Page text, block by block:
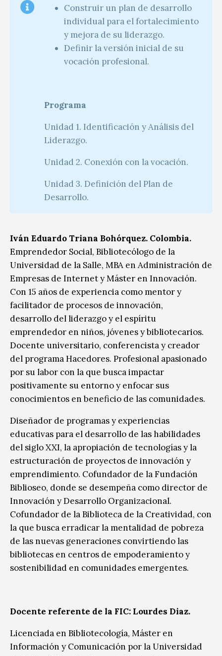
Construir un plan de desarrollo
individual para el fortalecimiento
y mejora de su liderazgo.
Definir la versión inicial de su
vocación profesional.
Programa
Unidad 1. Identificación y Análisis del
Liderazgo.
Unidad 2. Conexión con la vocación.
Unidad 3. Definición del Plan de
Desarrollo.
Iván Eduardo Triana Bohórquez. Colombia.
Emprendedor Social, Bibliotecólogo de la
Universidad de la Salle, MBA en Administración de
Empresas de Internet y Máster en Innovación.
Con 15 años de experiencia como mentor y
facilitador de procesos de innovación,
desarrollo del liderazgo y el espíritu
emprendedor en niños, jóvenes y bibliotecarios.
Docente universitario, conferencista y creador
del programa Hacedores. Profesional apasionado
por su labor con la que busca impactar
positivamente su entorno y enfocar sus
conocimientos en beneficio de las comunidades.
Diseñador de programas y experiencias
educativas para el desarrollo de las habilidades
del siglo XXI, la apropiación de tecnologías y la
estructuración de proyectos de innovación y
emprendimiento. Cofundador de la Fundación
Biblioseo, donde se desempeña como director de
Innovación y Desarrollo Organizacional.
Cofundador de la Biblioteca de la Creatividad, con
la que busca erradicar la mentalidad de pobreza
de las nuevas generaciones convirtiendo las
bibliotecas en centros de empoderamiento y
sostenibilidad en comunidades emergentes.
Docente referente de la FIC: Lourdes Diaz.
Licenciada en Bibliotecología, Máster en
Información y Comunicación por la Universidad